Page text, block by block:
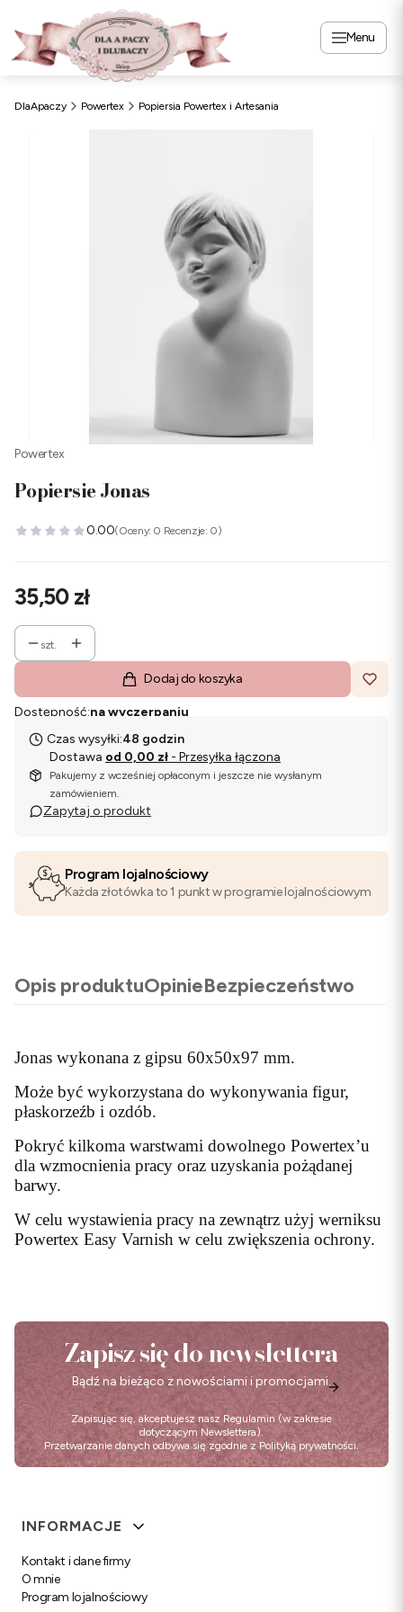
Menu
DlaApaczy Powertex Popiersia Powertex i Artesania
Powertex
Popiersie Jonas
0.00(Oceny: 0 Recenzje: 0)
Cena
35,50 zł
szt.
Dodaj do koszyka
Dostępność:na wyczerpaniu
Czas wysyłki:48 godzin
Dostawa od 0,00 zł - Przesyłka łączona
Pakujemy z wcześniej opłaconym i jeszcze nie wysłanym
zamówieniem.
Zapytaj o produkt
Program lojalnościowy
Każda złotówka to 1 punkt w programie lojalnościowym
Opis produktuOpinieBezpieczeństwo
Jonas wykonana z gipsu 60x50x97 mm.
Może być wykorzystana do wykonywania figur,
płaskorzeźb i ozdób.
Pokryć kilkoma warstwami dowolnego Powertex’u
dla wzmocnienia pracy oraz uzyskania pożądanej
barwy.
W celu wystawienia pracy na zewnątrz użyj werniksu
Powertex Easy Varnish w celu zwiększenia ochrony.
Zapisz się do newslettera
Bądź na bieżąco z nowościami i promocjami.
Zapisując się, akceptujesz nasz Regulamin (w zakresie
dotyczącym Newslettera).
Przetwarzanie danych odbywa się zgodnie z Polityką prywatności.
Linki w stopce
INFORMACJE
Kontakt i dane firmy
O mnie
Program lojalnościowy